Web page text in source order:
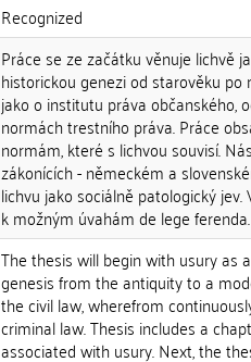
Recognized
Práce se ze začátku věnuje lichvě
historickou genezi od starověku
jako o institutu práva občanského,
normách trestního práva. Práce
normám, které s lichvou souvisí.
zákonících - německém a
lichvu jako sociálně patologický
k možným úvahám de lege ferenda.
The thesis will begin with usury as
genesis from the antiquity to a
the civil law, wherefrom
criminal law. Thesis includes a
associated with usury. Next, the